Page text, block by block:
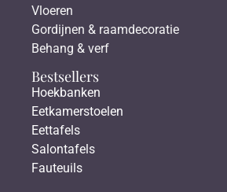
Vloeren
Gordijnen & raamdecoratie
Behang & verf
Bestsellers
Hoekbanken
Eetkamerstoelen
Eettafels
Salontafels
Fauteuils